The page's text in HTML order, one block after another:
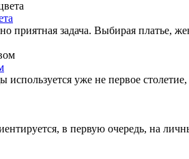
приятная задача. Выбирая платье,
уже не первое
в первую очередь, на